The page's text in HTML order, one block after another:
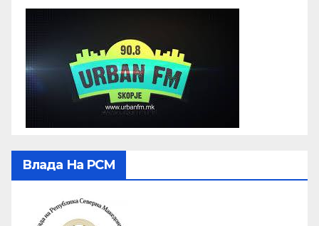
Влада На РСМ